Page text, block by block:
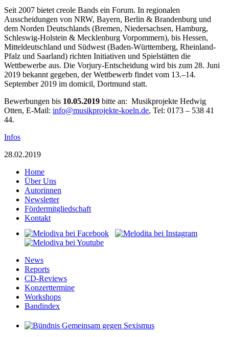
Seit 2007 bietet creole Bands ein Forum. In regionalen
Ausscheidungen von NRW, Bayern, Berlin & Brandenburg und
dem Norden Deutschlands (Bremen, Niedersachsen, Hamburg,
Schleswig-Holstein & Mecklenburg Vorpommern), bis Hessen,
Mitteldeutschland und Südwest (Baden-Württemberg, Rheinland-
Pfalz und Saarland) richten Initiativen und Spielstätten die
Wettbewerbe aus. Die Vorjury-Entscheidung wird bis zum 28. Juni
2019 bekannt gegeben, der Wettbewerb findet vom 13.–14.
September 2019 im domicil, Dortmund statt.
Bewerbungen bis 10.05.2019 bitte an: Musikprojekte Hedwig
Otten, E-Mail:
ed.nl
eok-e
tkejo
rpkis
um@of
ni
, Tel: 0173 – 538 41
44.
Infos
28.02.2019
Home
Über Uns
Autorinnen
Newsletter
Fördermitgliedschaft
Kontakt
News
Reports
CD-Reviews
Konzerttermine
Workshops
Bandindex